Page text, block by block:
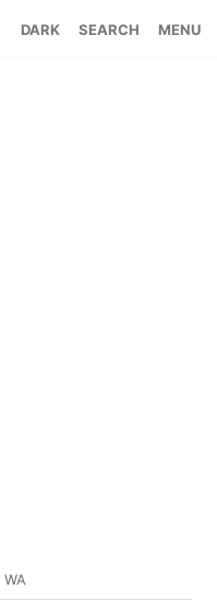
SEARCH MENU
WA